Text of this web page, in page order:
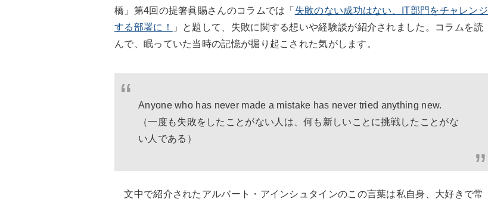
橋」第4回の提箸眞賜さんのコラムでは「 失敗のない成功はない、IT部門をチャレンジ
する部署に！
」と題して、失敗に関する想いや経験談が紹介されました。コラムを読
んで、眠っていた当時の記憶が掘り起こされた気がします。
Anyone who has never made a mistake has never tried anything new.
（一度も失敗をしたことがない人は、何も新しいことに挑戦したことがな
い人である）
文中で紹介された アルバート・アインシュタインのこの言葉は私自身、大好きで常